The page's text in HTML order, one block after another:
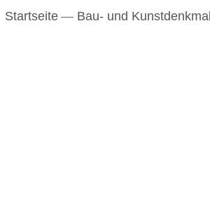
Startseite Bau- und